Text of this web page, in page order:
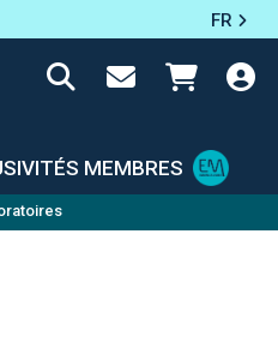
FR
MEMBRES